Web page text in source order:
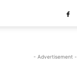
- Advertisement -